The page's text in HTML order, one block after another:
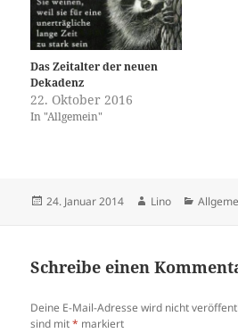
Das Zeitalter der neuen
Dekadenz
22. Oktober 2016
In "Allgemein"
Veröffentlicht
24. Januar 2014 Autor
Lino
Schreibe einen
Deine E-Mail-Adresse wird nicht
sind mit* markiert